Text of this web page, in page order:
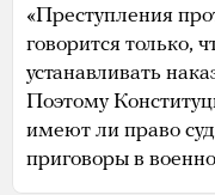
«Преступления
говорится только,
устанавливать
Поэтому
имеют ли право
приговоры в